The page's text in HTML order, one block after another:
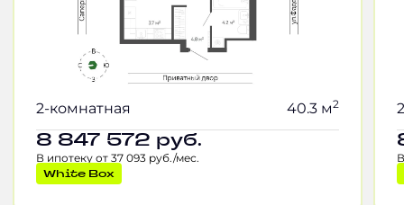
2-комнатная 40.3 м2
8 847 572 руб.
В ипотеку от 37 093 руб./мес.
White Box